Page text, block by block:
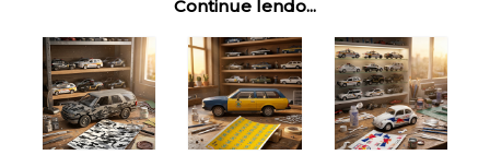
Continue lendo...